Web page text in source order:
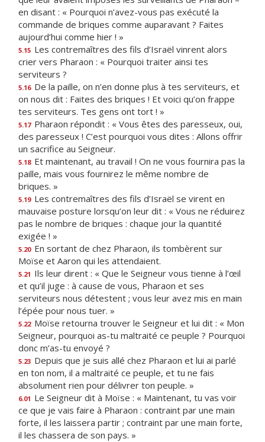
en disant : « Pourquoi n’avez-vous pas exécuté la
commande de briques comme auparavant ? Faites
aujourd’hui comme hier ! »
5.15 Les contremaîtres des fils d’Israël vinrent alors
crier vers Pharaon : « Pourquoi traiter ainsi tes
serviteurs ?
5.16 De la paille, on n’en donne plus à tes serviteurs, et
on nous dit : Faites des briques ! Et voici qu’on frappe
tes serviteurs. Tes gens ont tort ! »
5.17 Pharaon répondit : « Vous êtes des paresseux, oui,
des paresseux ! C’est pourquoi vous dites : Allons offrir
un sacrifice au Seigneur.
5.18 Et maintenant, au travail ! On ne vous fournira pas la
paille, mais vous fournirez le même nombre de
briques. »
5.19 Les contremaîtres des fils d’Israël se virent en
mauvaise posture lorsqu’on leur dit : « Vous ne réduirez
pas le nombre de briques : chaque jour la quantité
exigée ! »
5.20 En sortant de chez Pharaon, ils tombèrent sur
Moïse et Aaron qui les attendaient.
5.21 Ils leur dirent : « Que le Seigneur vous tienne à l’œil
et qu’il juge : à cause de vous, Pharaon et ses
serviteurs nous détestent ; vous leur avez mis en main
l’épée pour nous tuer. »
5.22 Moïse retourna trouver le Seigneur et lui dit : « Mon
Seigneur, pourquoi as-tu maltraité ce peuple ? Pourquoi
donc m’as-tu envoyé ?
5.23 Depuis que je suis allé chez Pharaon et lui ai parlé
en ton nom, il a maltraité ce peuple, et tu ne fais
absolument rien pour délivrer ton peuple. »
6.01 Le Seigneur dit à Moïse : « Maintenant, tu vas voir
ce que je vais faire à Pharaon : contraint par une main
forte, il les laissera partir ; contraint par une main forte,
il les chassera de son pays. »